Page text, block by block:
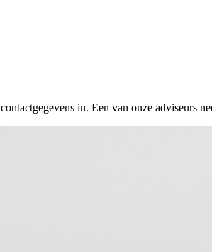
in. Een van onze adviseurs